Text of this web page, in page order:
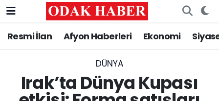
Resmi İlan Afyon Haberleri Ekonomi
DÜNYA
Irak’ta Dünya Kupası
AFYONKARAHİSAR HABERLERİ
ASAYİŞ
Nöbetçi Eczaneler
Trafik Durumu